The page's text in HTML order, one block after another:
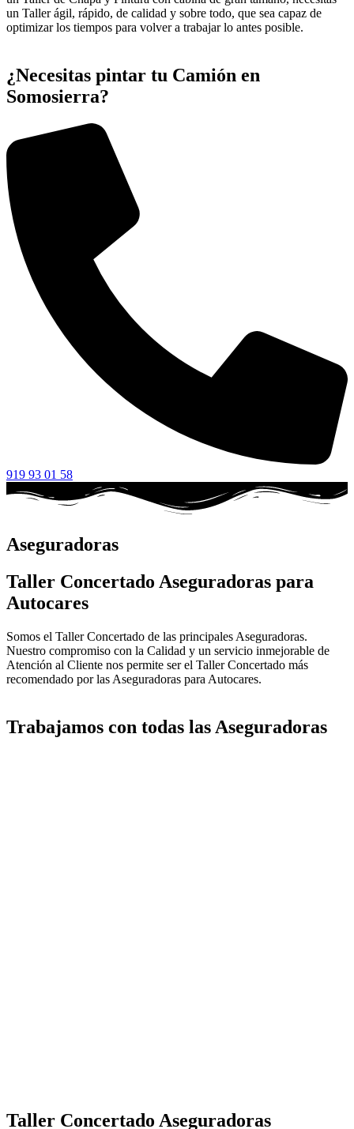
un Taller ágil, rápido, de calidad y sobre todo, que sea capaz de
optimizar los tiempos para volver a trabajar lo antes posible.
¿Necesitas pintar tu Camión en
Somosierra?
919 93 01 58
Aseguradoras
Taller Concertado Aseguradoras para
Autocares
Somos el Taller Concertado de las principales Aseguradoras.
Nuestro compromiso con la Calidad y un servicio inmejorable de
Atención al Cliente nos permite ser el Taller Concertado más
recomendado por las Aseguradoras para Autocares.
Trabajamos con todas las Aseguradoras
Taller Concertado Aseguradoras